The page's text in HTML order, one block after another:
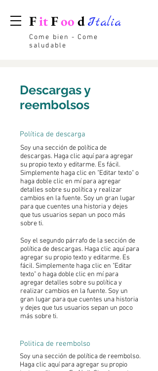
FitFoo dItalia
Come bien - Come
saludable
Descargas y
reembolsos
Política de descarga
Soy una sección de política de
descargas. Haga clic aquí para agregar
su propio texto y editarme. Es fácil.
Simplemente haga clic en "Editar texto" o
haga doble clic en mí para agregar
detalles sobre su política y realizar
cambios en la fuente. Soy un gran lugar
para que cuentes una historia y dejes
que tus usuarios sepan un poco más
sobre ti.
Soy el segundo párrafo de la sección de
política de descargas. Haga clic aquí para
agregar su propio texto y editarme. Es
fácil. Simplemente haga clic en "Editar
texto" o haga doble clic en mí para
agregar detalles sobre su política y
realizar cambios en la fuente. Soy un
gran lugar para que cuentes una historia
y dejes que tus usuarios sepan un poco
más sobre ti.
Politica de reembolso
Soy una sección de política de reembolso.
Haga clic aquí para agregar su propio